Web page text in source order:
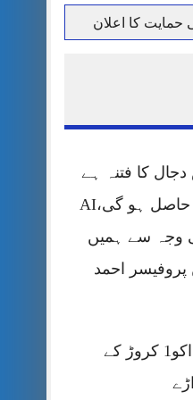
دجال کا فتنہ ہے
جس پر ہمیں فتح حاصل ہو گی،AI
وجہ سے ہمیں
احمد
کلرسیداں ڈکیتی‘ڈاکو1 کروڑ کے